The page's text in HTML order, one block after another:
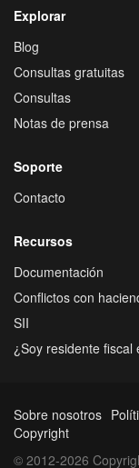
Explorar
Blog
Consultas gratuitas
Consultas
Notas de prensa
Soporte
Contacto
Recursos
Documentación
Conflictos con
SII
¿Soy residente fiscal
Sobre nosotros
Copyright
© 2012-2026